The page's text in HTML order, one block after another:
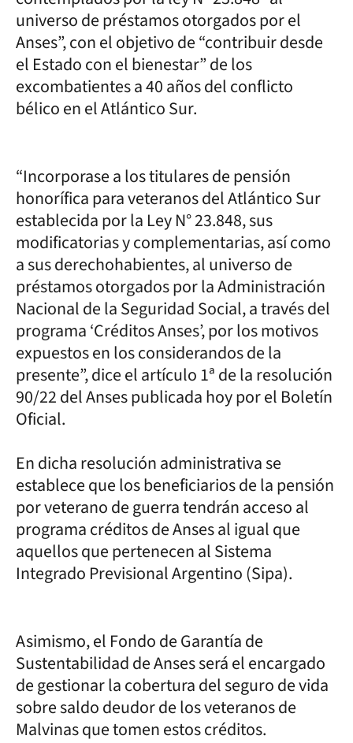
universo de préstamos otorgados por el
Anses”, con el objetivo de “contribuir desde
el Estado con el bienestar” de los
excombatientes a 40 años del conflicto
bélico en el Atlántico Sur.
“Incorporase a los titulares de pensión
honorífica para veteranos del Atlántico Sur
establecida por la Ley N° 23.848, sus
modificatorias y complementarias, así como
a sus derechohabientes, al universo de
préstamos otorgados por la Administración
Nacional de la Seguridad Social, a través del
programa ‘Créditos Anses’, por los motivos
expuestos en los considerandos de la
presente”, dice el artículo 1ª de la resolución
90/22 del Anses publicada hoy por el Boletín
Oficial.
En dicha resolución administrativa se
establece que los beneficiarios de la pensión
por veterano de guerra tendrán acceso al
programa créditos de Anses al igual que
aquellos que pertenecen al Sistema
Integrado Previsional Argentino (Sipa).
Asimismo, el Fondo de Garantía de
Sustentabilidad de Anses será el encargado
de gestionar la cobertura del seguro de vida
sobre saldo deudor de los veteranos de
Malvinas que tomen estos créditos.